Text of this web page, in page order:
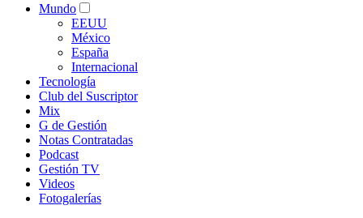
Mundo
EEUU
México
España
Internacional
Tecnología
Club del Suscriptor
Mix
G de Gestión
Notas Contratadas
Podcast
Gestión TV
Videos
Fotogalerías